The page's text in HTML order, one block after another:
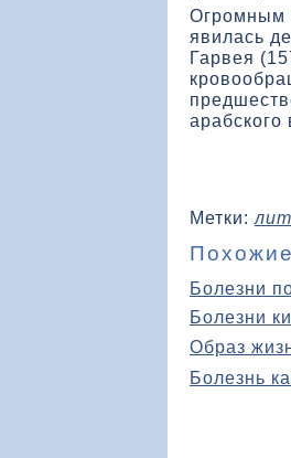
Огромным
явилась
Гарвея
Метки:
Болезни
Болезни
Образ
Болезнь